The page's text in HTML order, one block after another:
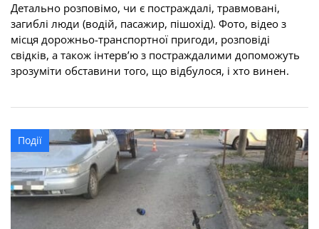
Детально розповімо, чи є постраждалі, травмовані,
загиблі люди (водій, пасажир, пішохід). Фото, відео з
місця дорожньо-транспортної пригоди, розповіді
свідків, а також інтерв’ю з постраждалими допоможуть
зрозуміти обставини того, що відбулося, і хто винен.
Події